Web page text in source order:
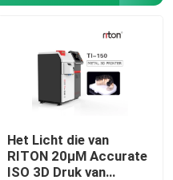
Het Licht die van
RITON 20μM Accurate
ISO 3D Druk van